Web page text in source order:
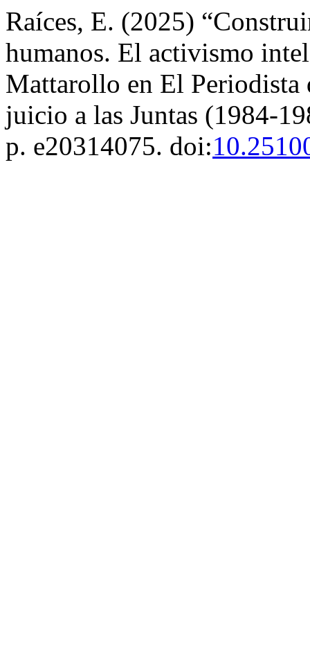
Raíces, E. (2025)
humanos. El activismo
Mattarollo en El Periodista
juicio a las Juntas (1984-
p. e20314075. doi: